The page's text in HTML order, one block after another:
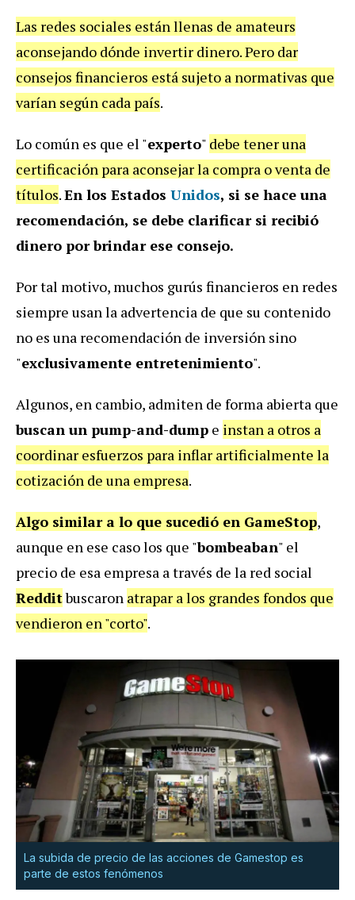
Las redes sociales están llenas de amateurs
aconsejando dónde invertir dinero. Pero dar
consejos financieros está sujeto a normativas que
varían según cada país.
Lo común es que el "experto" debe tener una
certificación para aconsejar la compra o venta de
títulos.En los Estados Unidos, si se hace una
recomendación, se debe clarificar si recibió
dinero por brindar ese consejo.
Por tal motivo, muchos gurús financieros en redes
siempre usan la advertencia de que su contenido
no es una recomendación de inversión sino
"exclusivamente entretenimiento".
Algunos, en cambio, admiten de forma abierta que
buscan un pump-and-dump e instan a otros a
coordinar esfuerzos para inflar artificialmente la
cotización de una empresa.
Algo similar a lo que sucedió en GameStop,
aunque en ese caso los que "bombeaban" el
precio de esa empresa a través de la red social
Redditbuscaron atrapar a los grandes fondos que
vendieron en "corto".
La subida de precio de las acciones de Gamestop es
parte de estos fenómenos